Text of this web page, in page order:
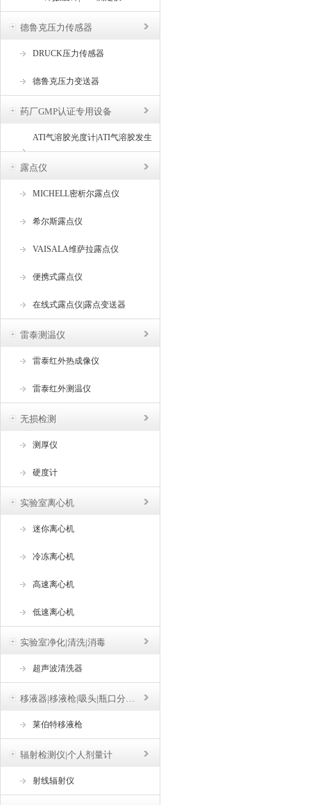
德鲁克压力传感器
DRUCK压力传感器
德鲁克压力变送器
药厂GMP认证专用设备
ATI气溶胶光度计|ATI气溶胶发生
器
露点仪
MICHELL密析尔露点仪
希尔斯露点仪
VAISALA维萨拉露点仪
便携式露点仪
在线式露点仪|露点变送器
雷泰测温仪
雷泰红外热成像仪
雷泰红外测温仪
无损检测
测厚仪
硬度计
实验室离心机
迷你离心机
冷冻离心机
高速离心机
低速离心机
实验室净化|清洗|消毒
超声波清洗器
移液器|移液枪|吸头|瓶口分液器
莱伯特移液枪
辐射检测仪|个人剂量计
射线辐射仪